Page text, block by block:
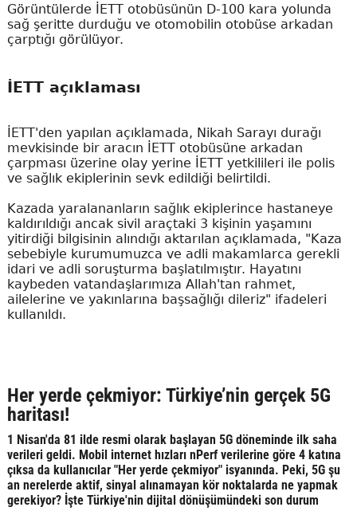
Görüntülerde İETT otobüsünün D-100 kara yolunda
sağ şeritte durduğu ve otomobilin otobüse arkadan
çarptığı görülüyor.
İETT açıklaması
İETT'den yapılan açıklamada, Nikah Sarayı durağı
mevkisinde bir aracın İETT otobüsüne arkadan
çarpması üzerine olay yerine İETT yetkilileri ile polis
ve sağlık ekiplerinin sevk edildiği belirtildi.
Kazada yaralananların sağlık ekiplerince hastaneye
kaldırıldığı ancak sivil araçtaki 3 kişinin yaşamını
yitirdiği bilgisinin alındığı aktarılan açıklamada, "Kaza
sebebiyle kurumumuzca ve adli makamlarca gerekli
idari ve adli soruşturma başlatılmıştır. Hayatını
kaybeden vatandaşlarımıza Allah'tan rahmet,
ailelerine ve yakınlarına başsağlığı dileriz" ifadeleri
kullanıldı.
Her yerde çekmiyor: Türkiye’nin gerçek 5G
haritası!
1 Nisan'da 81 ilde resmi olarak başlayan 5G döneminde ilk saha
verileri geldi. Mobil internet hızları nPerf verilerine göre 4 katına
çıksa da kullanıcılar "Her yerde çekmiyor" isyanında. Peki, 5G şu
an nerelerde aktif, sinyal alınamayan kör noktalarda ne yapmak
gerekiyor? İşte Türkiye'nin dijital dönüşümündeki son durum